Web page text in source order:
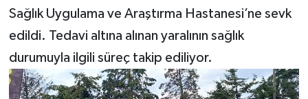
Sağlık Uygulama ve Araştırma Hastanesi’ne sevk
edildi. Tedavi altına alınan yaralının sağlık
durumuyla ilgili süreç takip ediliyor.